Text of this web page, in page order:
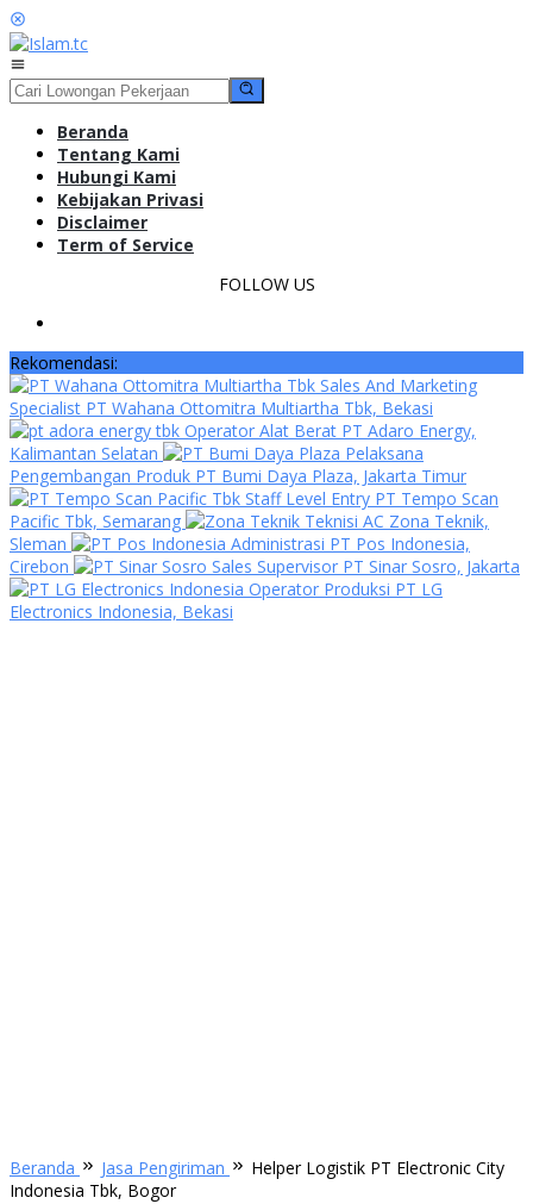
Loncat
ke
konten
Mobile
Beranda
Tentang Kami
Hubungi Kami
Kebijakan Privasi
Disclaimer
Term of Service
FOLLOW US
Rekomendasi:
Sales And Marketing
Specialist PT Wahana Ottomitra Multiartha Tbk, Bekasi
Operator Alat Berat PT Adaro Energy,
Kalimantan Selatan
Pelaksana
Pengembangan Produk PT Bumi Daya Plaza, Jakarta Timur
Staff Level Entry PT Tempo Scan
Pacific Tbk, Semarang
Teknisi AC Zona Teknik,
Sleman
Administrasi PT Pos Indonesia,
Cirebon
Sales Supervisor PT Sinar Sosro, Jakarta
Operator Produksi PT LG
Electronics Indonesia, Bekasi
Beranda Jasa Pengiriman
Helper Logistik PT Electronic City
Indonesia Tbk, Bogor